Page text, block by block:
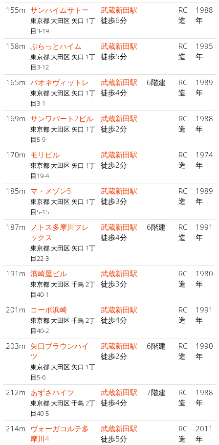
155m サンハイムサトー
東京都 大田区 矢口 1丁
目3-19
武蔵新田駅
徒歩6分
RC
造
1988
年
158m ぶらっとハイム
東京都 大田区 矢口 1丁
目3-12
武蔵新田駅
徒歩5分
RC
造
1995
年
165m パオネヴィットレ
東京都 大田区 矢口 1丁
目3-1
武蔵新田駅
徒歩4分
6階建
RC
造
1989
年
169m サンワパート2ビル
東京都 大田区 矢口 1丁
目5-9
武蔵新田駅
徒歩2分
RC
造
1988
年
170m モリビル
東京都 大田区 矢口 1丁
目19-4
武蔵新田駅
徒歩2分
RC
造
1974
年
185m マ・メゾン5
東京都 大田区 矢口 1丁
目5-15
武蔵新田駅
徒歩3分
RC
造
1989
年
187m
ノトス多摩川フレ
ックス
東京都 大田区 矢口 1丁
目22-3
武蔵新田駅
徒歩4分
6階建
RC
造
1991
年
191m 濱崎屋ビル
東京都 大田区 千鳥 2丁
目40-1
武蔵新田駅
徒歩3分
RC
造
1980
年
201m コーポ浜崎
東京都 大田区 千鳥 2丁
目40-2
武蔵新田駅
徒歩4分
RC
造
1991
年
203m 矢口ブラウンハイ
ツ
東京都 大田区 矢口 1丁
目5-6
武蔵新田駅
徒歩2分
6階建
RC
造
1990
年
212m あずさハイツ
東京都 大田区 千鳥 2丁
目40-5
武蔵新田駅
徒歩4分
7階建
RC
造
1988
年
214m ヴォーガコルテ多
摩川4
武蔵新田駅
徒歩5分
RC
造
2011
年